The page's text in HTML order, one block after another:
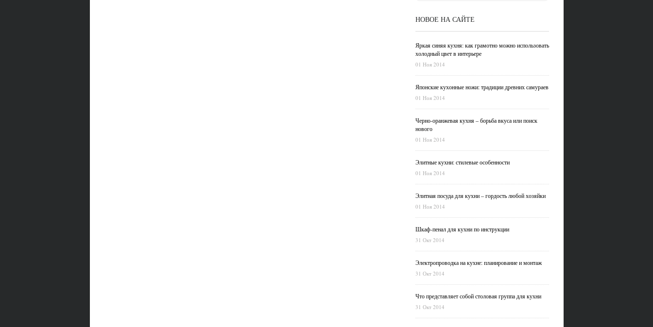
НОВОЕ НА САЙТЕ
Яркая синяя кухня: как грамотно можно использовать
холодный цвет в интерьере
01 Ноя 2014
Японские кухонные ножи: традиции древних самураев
01 Ноя 2014
Черно-оранжевая кухня – борьба вкуса или поиск
нового
01 Ноя 2014
Элитные кухни: стилевые особенности
01 Ноя 2014
Элитная посуда для кухни – гордость любой хозяйки
01 Ноя 2014
Шкаф-пенал для кухни по инструкции
31 Окт 2014
Электропроводка на кухне: планирование и монтаж
31 Окт 2014
Что представляет собой столовая группа для кухни
31 Окт 2014